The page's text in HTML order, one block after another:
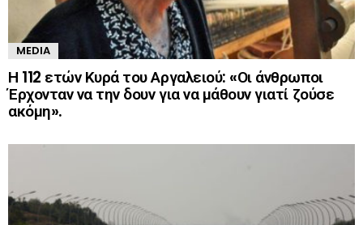
MEDIA
Η 112 ετών Κυρά του Αργαλειού: «Οι άνθρωποι
Έρχονταν να την δουν για να μάθουν γιατί ζούσε
ακόμη».